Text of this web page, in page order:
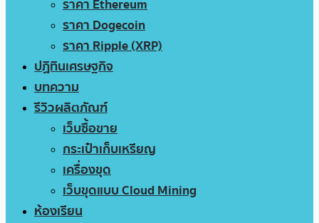
ราคา Ethereum
ราคา Dogecoin
ราคา Ripple (XRP)
ปฏิทินเศรษฐกิจ
บทความ
รีวิวผลิตภัณฑ์
เว็บซื้อขาย
กระเป๋าเก็บเหรียญ
เครื่องขุด
เว็บขุดแบบ Cloud Mining
ห้องเรียน